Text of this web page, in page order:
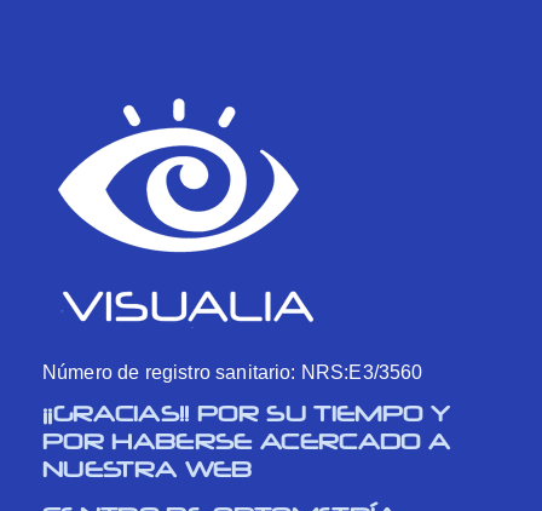
Número de registro sanitario: NRS:E3/3560
¡¡GRACIAS!! POR SU TIEMPO Y
POR HABERSE ACERCADO A
NUESTRA WEB